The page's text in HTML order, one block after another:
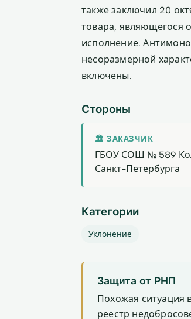
также заключил 20
товара, являющегося
исполнение.
несоразмерной
включены.
Стороны
🏛 ЗАКАЗЧИК
ГБОУ СОШ № 589
Санкт-Петербурга
Категории
Уклонение
Защита от РНП
Похожая
реестр